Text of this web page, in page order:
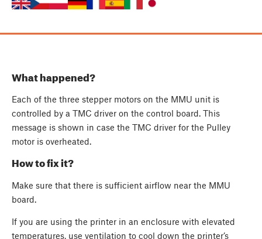
What happened?
Each of the three stepper motors on the MMU unit is
controlled by a TMC driver on the control board. This
message is shown in case the TMC driver for the Pulley
motor is overheated.
How to fix it?
Make sure that there is sufficient airflow near the MMU
board.
If you are using the printer in an enclosure with elevated
temperatures, use ventilation to cool down the printer’s